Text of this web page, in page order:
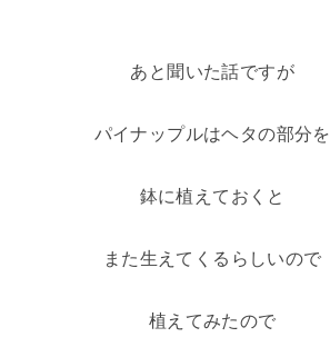
あと聞いた話ですが
パイナップルはヘタの部分を
鉢に植えておくと
また生えてくるらしいので
植えてみたので